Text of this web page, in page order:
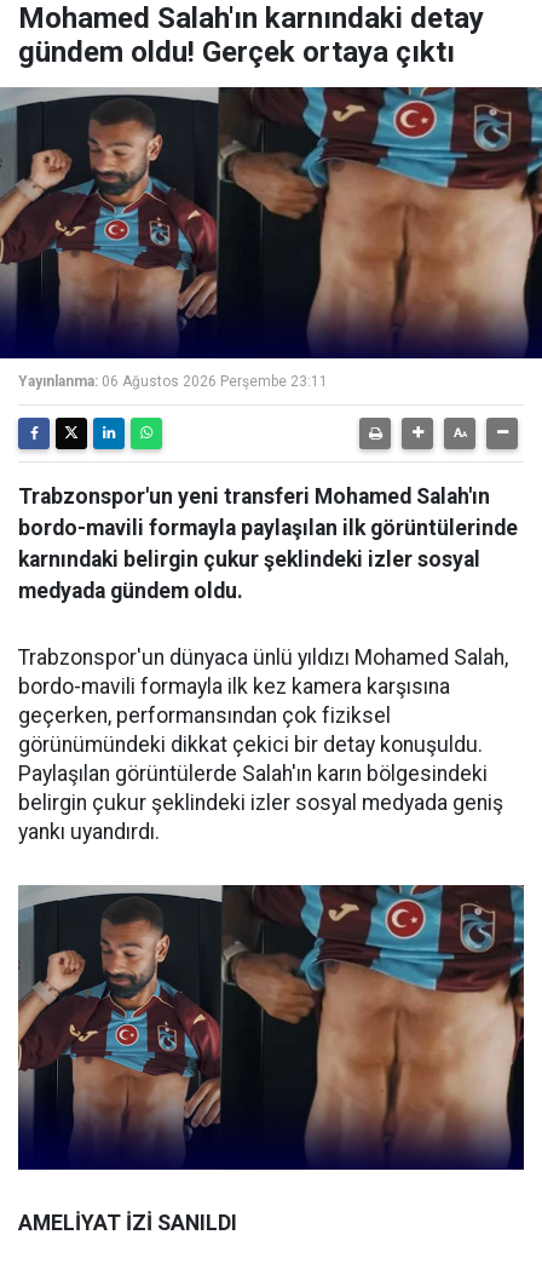
Mohamed Salah'ın karnındaki detay
gündem oldu! Gerçek ortaya çıktı
Yayınlanma: 06 Ağustos 2026 Perşembe 23:11
Trabzonspor'un yeni transferi Mohamed Salah'ın
bordo-mavili formayla paylaşılan ilk görüntülerinde
karnındaki belirgin çukur şeklindeki izler sosyal
medyada gündem oldu.
Trabzonspor'un dünyaca ünlü yıldızı Mohamed Salah,
bordo-mavili formayla ilk kez kamera karşısına
geçerken, performansından çok fiziksel
görünümündeki dikkat çekici bir detay konuşuldu.
Paylaşılan görüntülerde Salah'ın karın bölgesindeki
belirgin çukur şeklindeki izler sosyal medyada geniş
yankı uyandırdı.
AMELİYAT İZİ SANILDI